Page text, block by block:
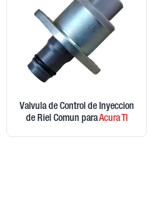
Valvula de Control de Inyeccion
de Riel Comun paraAcuraTl